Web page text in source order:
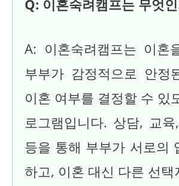
Q: 이혼숙려캠프는 무엇
A: 이혼숙려캠프는 이혼
부부가 감정적으로 안정
이혼 여부를 결정할 수 있
로그램입니다. 상담, 교
등을 통해 부부가 서로의
하고, 이혼 대신 다른 선택